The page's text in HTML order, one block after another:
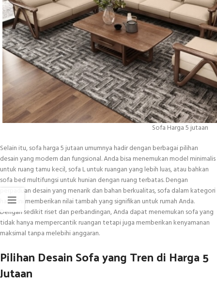
Sofa Harga 5 jutaan
Selain itu, sofa harga 5 jutaan umumnya hadir dengan berbagai pilihan
desain yang modern dan fungsional. Anda bisa menemukan model minimalis
untuk ruang tamu kecil, sofa L untuk ruangan yang lebih luas, atau bahkan
sofa bed multifungsi untuk hunian dengan ruang terbatas. Dengan
perpaduan desain yang menarik dan bahan berkualitas, sofa dalam kategori
harga ini memberikan nilai tambah yang signifikan untuk rumah Anda.
Dengan sedikit riset dan perbandingan, Anda dapat menemukan sofa yang
tidak hanya mempercantik ruangan tetapi juga memberikan kenyamanan
maksimal tanpa melebihi anggaran.
Pilihan Desain Sofa yang Tren di Harga 5
Jutaan